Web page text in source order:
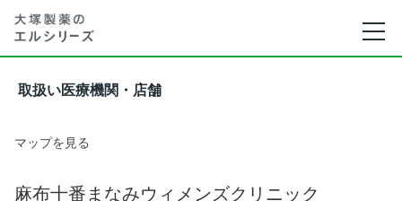
取扱い医療機関・店舗
マップを見る
麻布十番まなみウィメンズクリニック